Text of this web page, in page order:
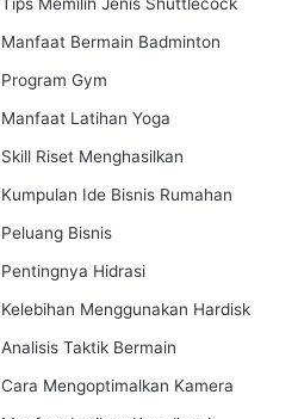
Manfaat Bermain Badminton
Program Gym
Manfaat Latihan Yoga
Skill Riset Menghasilkan
Kumpulan Ide Bisnis Rumahan
Peluang Bisnis
Pentingnya Hidrasi
Kelebihan Menggunakan Hardisk
Analisis Taktik Bermain
Cara Mengoptimalkan Kamera